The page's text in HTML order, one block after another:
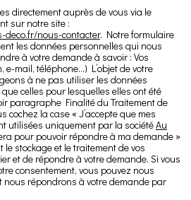
directement auprès de vous via le
sur notre site :
nous-contacter. Notre formulaire
les données personnelles qui nous
à votre demande à savoir : Vos
e-mail, téléphone…) L’objet de votre
à ne pas utiliser les données
celles pour lesquelles elles ont été
paragraphe Finalité du Traitement de
cochez la case « J’accepte que mes
utilisées uniquement par la sociétéAu
pour pouvoir répondre à ma demande »
stockage et le traitement de vos
et de répondre à votre demande. Si vous
consentement, vous pouvez nous
nous répondrons à votre demande par